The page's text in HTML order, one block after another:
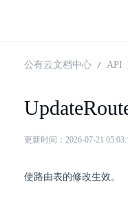
公有云文档中心 API
更新时间：2026-07-21
使路由表的修改生效。